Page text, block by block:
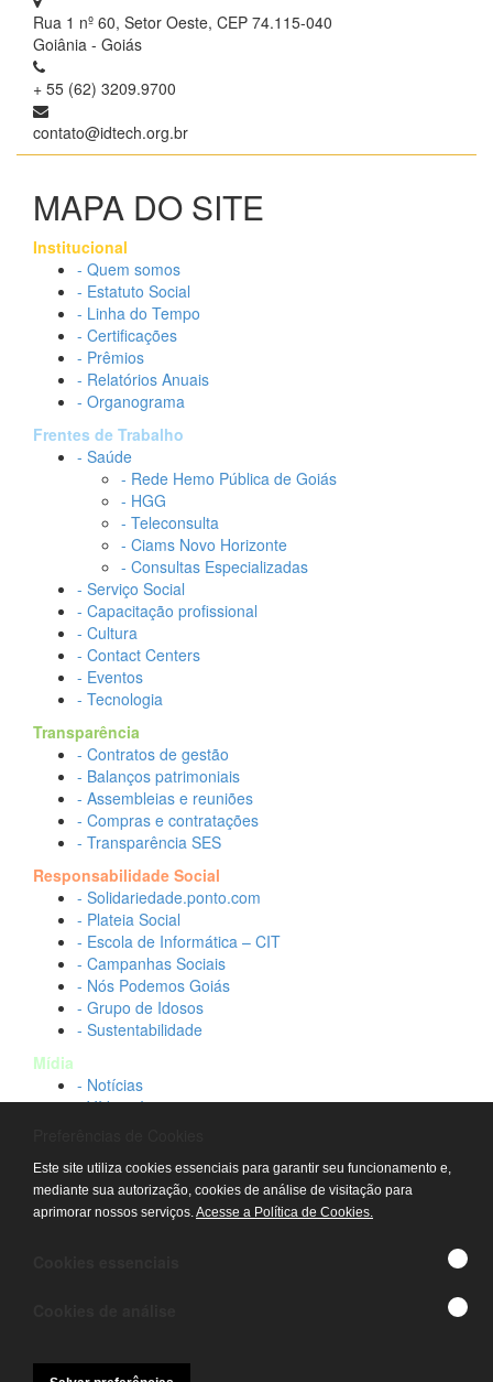
Rua 1 nº 60, Setor Oeste, CEP 74.115-040
Goiânia - Goiás
+ 55 (62) 3209.9700
contato@idtech.org.br
MAPA DO SITE
Institucional
- Quem somos
- Estatuto Social
- Linha do Tempo
- Certificações
- Prêmios
- Relatórios Anuais
- Organograma
Frentes de Trabalho
- Saúde
- Rede Hemo Pública de Goiás
- HGG
- Teleconsulta
- Ciams Novo Horizonte
- Consultas Especializadas
- Serviço Social
- Capacitação profissional
- Cultura
- Contact Centers
- Eventos
- Tecnologia
Transparência
- Contratos de gestão
- Balanços patrimoniais
- Assembleias e reuniões
- Compras e contratações
- Transparência SES
Responsabilidade Social
- Solidariedade.ponto.com
- Plateia Social
- Escola de Informática – CIT
- Campanhas Sociais
- Nós Podemos Goiás
- Grupo de Idosos
- Sustentabilidade
Mídia
- Notícias
- Vídeos Institucionais
Contato
- Fale conosco
- Trabalhe conosco
Este site utiliza cookies essenciais para garantir seu funcionamento e,
mediante sua autorização, cookies de análise de visitação para
aprimorar nossos serviços.Acesse a Política de Cookies.